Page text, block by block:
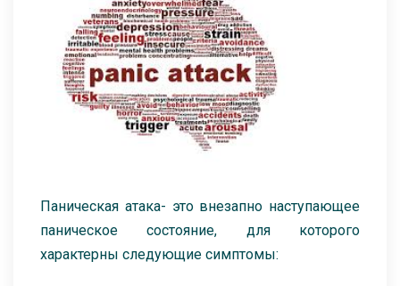
Паническая атака- это внезапно наступающее
паническое состояние, для которого
характерны следующие симптомы: